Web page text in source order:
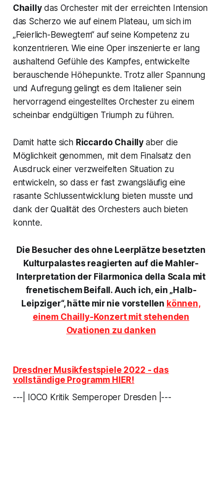
Chaillydas Orchester mit der erreichten Intension
das Scherzo wie auf einem Plateau, um sich im
„Feierlich-Bewegtem“ auf seine Kompetenz zu
konzentrieren. Wie eine Oper inszenierte er lang
aushaltend Gefühle des Kampfes, entwickelte
berauschende Höhepunkte. Trotz aller Spannung
und Aufregung gelingt es dem Italiener sein
hervorragend eingestelltes Orchester zu einem
scheinbar endgültigen Triumph zu führen.
Damit hatte sich Riccardo Chailly aber die
Möglichkeit genommen, mit dem Finalsatz den
Ausdruck einer verzweifelten Situation zu
entwickeln, so dass er fast zwangsläufig eine
rasante Schlussentwicklung bieten musste und
dank der Qualität des Orchesters auch bieten
konnte.
Die Besucher des ohne Leerplätze besetzten
Kulturpalastes reagierten auf die Mahler-
Interpretation der Filarmonica della Scala mit
frenetischem Beifall. Auch ich, ein „Halb-
Leipziger“, hätte mir nie vorstellen können,
einem Chailly-Konzert mit stehenden
Ovationen zu danken
Dresdner Musikfestspiele 2022 - das
vollständige Programm HIER!
---| IOCO Kritik Semperoper Dresden |---